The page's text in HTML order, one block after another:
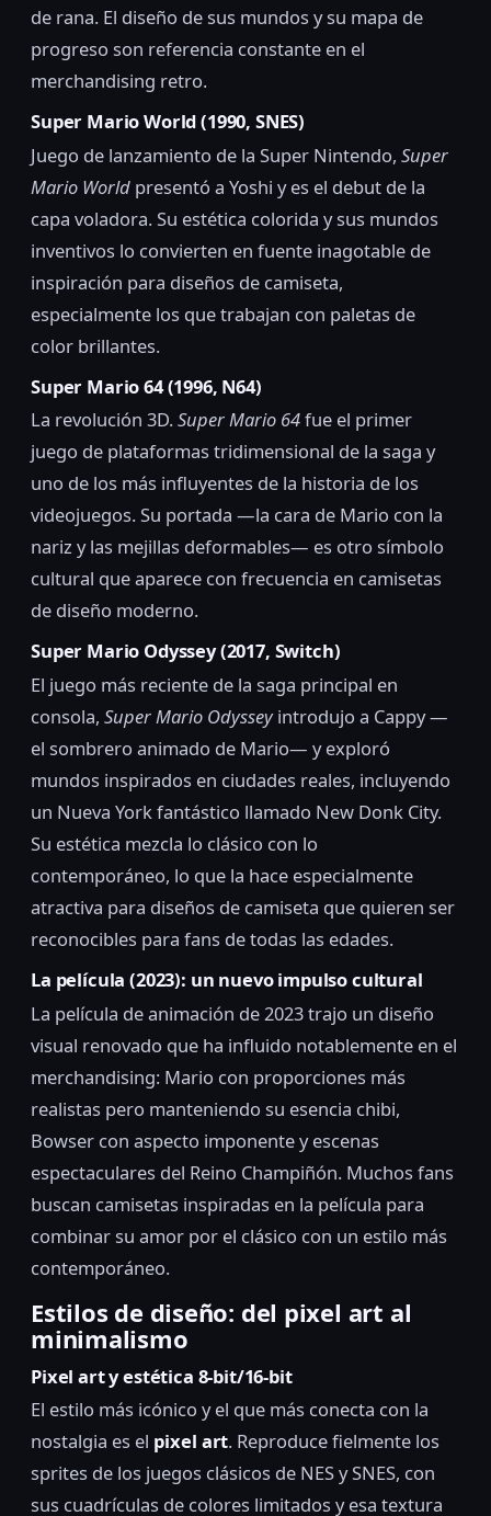
de rana. El diseño de sus mundos y su mapa de
progreso son referencia constante en el
merchandising retro.
Super Mario World (1990, SNES)
Juego de lanzamiento de la Super Nintendo, Super
Mario World presentó a Yoshi y es el debut de la
capa voladora. Su estética colorida y sus mundos
inventivos lo convierten en fuente inagotable de
inspiración para diseños de camiseta,
especialmente los que trabajan con paletas de
color brillantes.
Super Mario 64 (1996, N64)
La revolución 3D.Super Mario 64fue el primer
juego de plataformas tridimensional de la saga y
uno de los más influyentes de la historia de los
videojuegos. Su portada —la cara de Mario con la
nariz y las mejillas deformables— es otro símbolo
cultural que aparece con frecuencia en camisetas
de diseño moderno.
Super Mario Odyssey (2017, Switch)
El juego más reciente de la saga principal en
consola, Super Mario Odysseyintrodujo a Cappy —
el sombrero animado de Mario— y exploró
mundos inspirados en ciudades reales, incluyendo
un Nueva York fantástico llamado New Donk City.
Su estética mezcla lo clásico con lo
contemporáneo, lo que la hace especialmente
atractiva para diseños de camiseta que quieren ser
reconocibles para fans de todas las edades.
La película (2023): un nuevo impulso cultural
La película de animación de 2023 trajo un diseño
visual renovado que ha influido notablemente en el
merchandising: Mario con proporciones más
realistas pero manteniendo su esencia chibi,
Bowser con aspecto imponente y escenas
espectaculares del Reino Champiñón. Muchos fans
buscan camisetas inspiradas en la película para
combinar su amor por el clásico con un estilo más
contemporáneo.
Estilos de diseño: del pixel art al
minimalismo
Pixel art y estética 8-bit/16-bit
El estilo más icónico y el que más conecta con la
nostalgia es el pixel art. Reproduce fielmente los
sprites de los juegos clásicos de NES y SNES, con
sus cuadrículas de colores limitados y esa textura